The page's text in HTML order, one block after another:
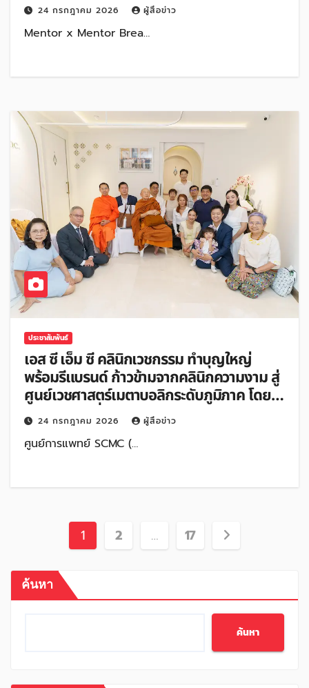
24 กรกฎาคม 2026 ผู้สื่อข่าว
Mentor x Mentor Brea…
ประชาสัมพันธ์
เอส ซี เอ็ม ซี คลินิกเวชกรรม ทำบุญใหญ่
พร้อมรีแบรนด์ ก้าวข้ามจากคลินิกความงาม สู่
ศูนย์เวชศาสตร์เมตาบอลิกระดับภูมิภาค โดย
ทีมแพทย์ผู้เชี่ยวชาญ
24 กรกฎาคม 2026 ผู้สื่อข่าว
ศูนย์การแพทย์ SCMC (…
Posts
1 2 … 17
ค้นหา
ค้นหา